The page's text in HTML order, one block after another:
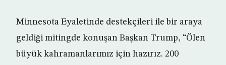
Minnesota Eyaletinde destekçileri ile bir araya
geldiği mitingde konuşan Başkan Trump, “Ölen
büyük kahramanlarımız için hazırız. 200